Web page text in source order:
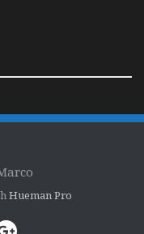
Hueman Pro